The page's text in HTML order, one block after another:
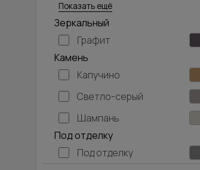
Показать ещё
Зеркальный
Графит
Камень
Капучино
Светло-серый
Шампань
Под отделку
Под отделку